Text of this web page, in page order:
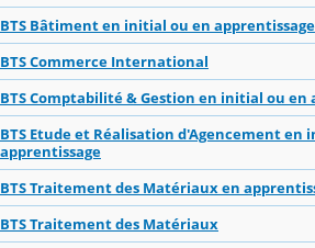
BTS Bâtiment en initial ou en apprentissage
BTS Commerce International
BTS Comptabilité & Gestion en initial ou en
BTS Etude et Réalisation d'Agencement en
apprentissage
BTS Traitement des Matériaux en
BTS Traitement des Matériaux